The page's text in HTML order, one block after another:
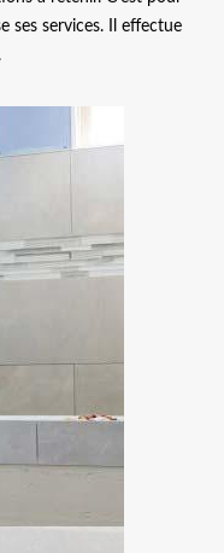
ses services. Il effectue